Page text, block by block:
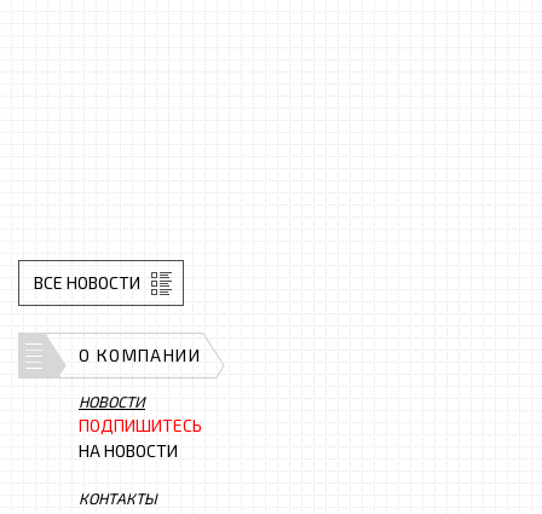
ВСЕ НОВОСТИ
О КОМПАНИИ
НОВОСТИ
ПОДПИШИТЕСЬ
НА НОВОСТИ
КОНТАКТЫ